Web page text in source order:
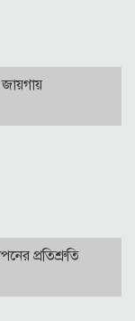
প্রতিশ্রুতি